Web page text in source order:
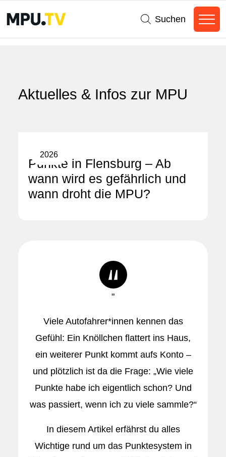
Aktuelles & Infos zur MPU
2026
Punkte in Flensburg – Ab
wann wird es gefährlich und
wann droht die MPU?
"
Viele Autofahrer*innen kennen das
Gefühl: Ein Knöllchen flattert ins Haus,
ein weiterer Punkt kommt aufs Konto –
und plötzlich ist da die Frage: „Wie viele
Punkte habe ich eigentlich schon? Und
was passiert, wenn ich zu viele sammle?“
In diesem Artikel erfährst du alles
Wichtige rund um das Punktesystem in
Suchen